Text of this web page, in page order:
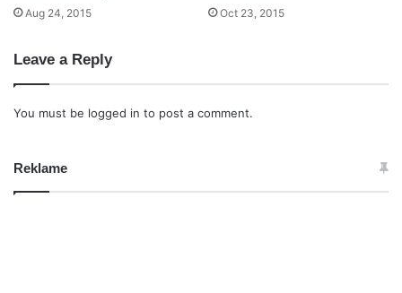
Aug 24, 2015 Oct 23, 2015
Leave a Reply
You must be logged in to post a comment.
Reklame